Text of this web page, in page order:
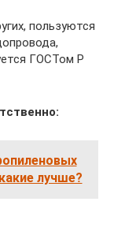
пользуются
ГОСТом Р
лучше?